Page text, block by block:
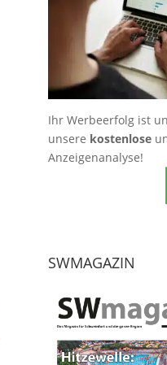
Ihr Werbeerfolg ist
unsere kostenlose
Anzeigenanalyse!
SWMAGAZIN